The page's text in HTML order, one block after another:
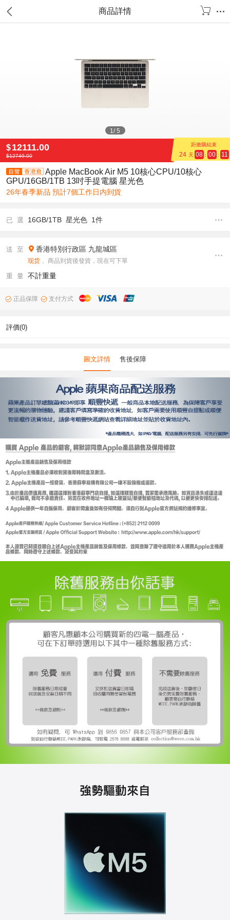
商品詳情
1/5
$12111.00 距搶購結束
24 天 08 : 00 : 10
$12749.00
Apple MacBook Air M5 10核心CPU/10核心
GPU/16GB/1TB 13吋手提電腦 星光色
26年春季新品 預計7個工作日内到貨
已 選 16GB/1TB 星光色 1件
送 至 香港特別行政區 九龍城區
现货 ， 商品到貨後發貨，現在可下單
重 量 不計重量
正品保障 支付方式
評價(0)
圖文詳情 售後保障